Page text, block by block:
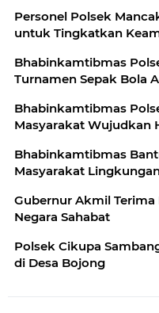
Personel Polsek
untuk Tingkatkan
Bhabinkamtibmas
Turnamen Sepak Bola
Bhabinkamtibmas
Masyarakat Wujudkan
Bhabinkamtibmas
Masyarakat
Gubernur Akmil Terima
Negara Sahabat
Polsek Cikupa
di Desa Bojong